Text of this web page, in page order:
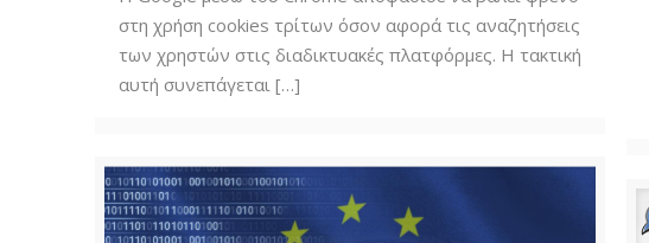
στη χρήση cookies τρίτων όσον αφορά τις αναζητήσεις
των χρηστών στις διαδικτυακές πλατφόρμες. Η τακτική
αυτή συνεπάγεται […]